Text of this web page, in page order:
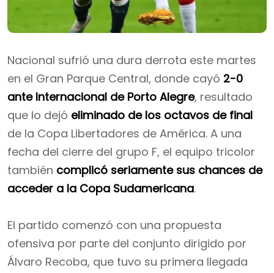
Nacional sufrió una dura derrota este martes
en el Gran Parque Central, donde cayó 2-0
ante Internacional de Porto Alegre, resultado
que lo dejó eliminado de los octavos de final
de la Copa Libertadores de América. A una
fecha del cierre del grupo F, el equipo tricolor
también complicó seriamente sus chances de
acceder a la Copa Sudamericana.
El partido comenzó con una propuesta
ofensiva por parte del conjunto dirigido por
Álvaro Recoba, que tuvo su primera llegada